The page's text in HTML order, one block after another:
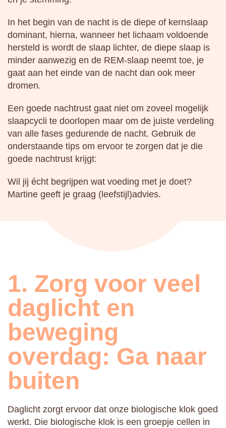
In het begin van de nacht is de diepe of kernslaap
dominant, hierna, wanneer het lichaam voldoende
hersteld is wordt de slaap lichter, de diepe slaap is
minder aanwezig en de REM-slaap neemt toe, je
gaat aan het einde van de nacht dan ook meer
dromen.
Een goede nachtrust gaat niet om zoveel mogelijk
slaapcycli te doorlopen maar om de juiste verdeling
van alle fases gedurende de nacht. Gebruik de
onderstaande tips om ervoor te zorgen dat je die
goede nachtrust krijgt:
Wil jij écht begrijpen wat voeding met je doet?
Martine geeft je graag (leefstijl)advies.
1. Zorg voor veel
daglicht en
beweging
overdag: Ga naar
buiten
Daglicht zorgt ervoor dat onze biologische klok goed
werkt. Die biologische klok is een groepje cellen in